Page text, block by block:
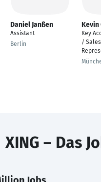
Daniel Janßen
Assistant
Berlin
Kevin
Key
/ Sales
XING – Das